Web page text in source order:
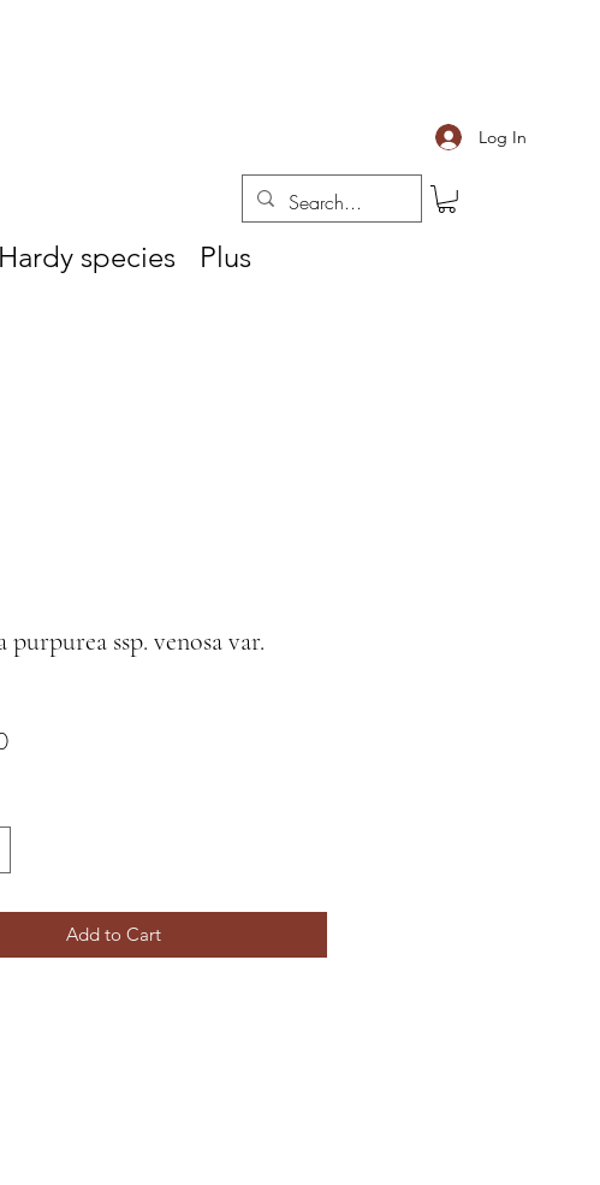
Log In
Hardy species Plus
purpurea ssp. venosa var.
Price
Add to Cart